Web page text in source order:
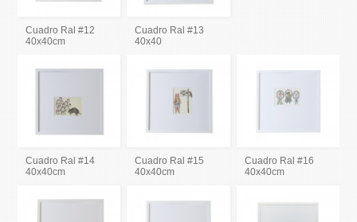
Cuadro Ral #12
40x40cm
Cuadro Ral #13
40x40
Cuadro Ral #14
40x40cm
Cuadro Ral #15
40x40cm
Cuadro Ral #16
40x40cm